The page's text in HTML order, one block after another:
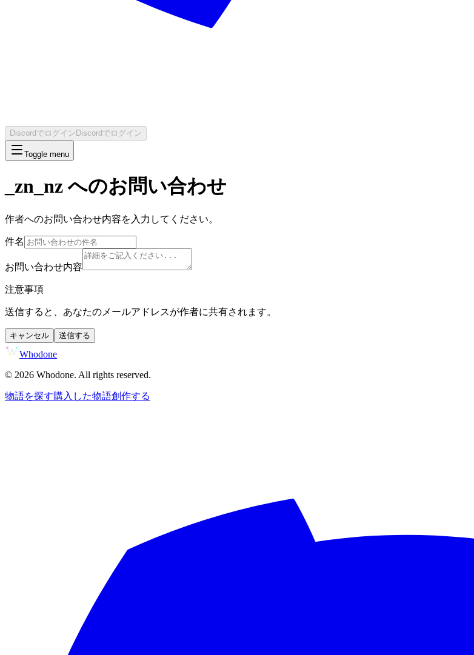
Discordでログイン Discordでログイン
Toggle menu
_zn_nzへのお問い合わせ
作者へのお問い合わせ内容を入力してください。
件名
お問い合わせ内容
注意事項
送信すると、あなたのメールアドレスが作者に共有されます。
キャンセル 送信する
Whodone
© 2026 Whodone. All rights reserved.
物語を探す購入した物語創作する